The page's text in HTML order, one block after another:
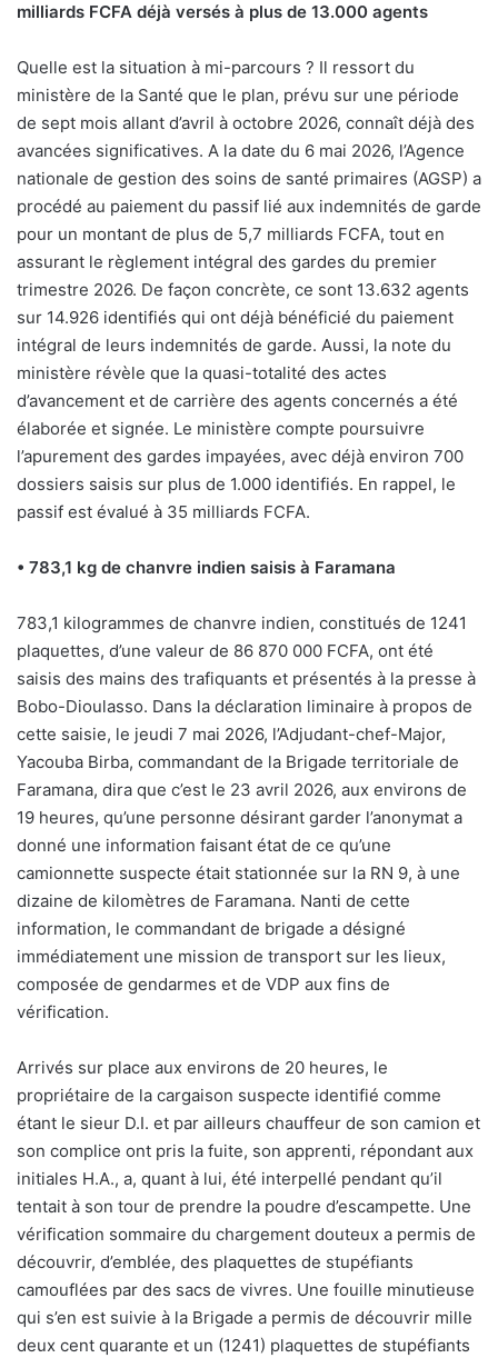
milliards FCFA déjà versés à plus de 13.000 agents
Quelle est la situation à mi-parcours ? Il ressort du
ministère de la Santé que le plan, prévu sur une période
de sept mois allant d’avril à octobre 2026, connaît déjà des
avancées significatives. A la date du 6 mai 2026, l’Agence
nationale de gestion des soins de santé primaires (AGSP) a
procédé au paiement du passif lié aux indemnités de garde
pour un montant de plus de 5,7 milliards FCFA, tout en
assurant le règlement intégral des gardes du premier
trimestre 2026. De façon concrète, ce sont 13.632 agents
sur 14.926 identifiés qui ont déjà bénéficié du paiement
intégral de leurs indemnités de garde. Aussi, la note du
ministère révèle que la quasi-totalité des actes
d’avancement et de carrière des agents concernés a été
élaborée et signée. Le ministère compte poursuivre
l’apurement des gardes impayées, avec déjà environ 700
dossiers saisis sur plus de 1.000 identifiés. En rappel, le
passif est évalué à 35 milliards FCFA.
• 783,1 kg de chanvre indien saisis à Faramana
783,1 kilogrammes de chanvre indien, constitués de 1241
plaquettes, d’une valeur de 86 870 000 FCFA, ont été
saisis des mains des trafiquants et présentés à la presse à
Bobo-Dioulasso. Dans la déclaration liminaire à propos de
cette saisie, le jeudi 7 mai 2026, l’Adjudant-chef-Major,
Yacouba Birba, commandant de la Brigade territoriale de
Faramana, dira que c’est le 23 avril 2026, aux environs de
19 heures, qu’une personne désirant garder l’anonymat a
donné une information faisant état de ce qu’une
camionnette suspecte était stationnée sur la RN 9, à une
dizaine de kilomètres de Faramana. Nanti de cette
information, le commandant de brigade a désigné
immédiatement une mission de transport sur les lieux,
composée de gendarmes et de VDP aux fins de
vérification.
Arrivés sur place aux environs de 20 heures, le
propriétaire de la cargaison suspecte identifié comme
étant le sieur D.I. et par ailleurs chauffeur de son camion et
son complice ont pris la fuite, son apprenti, répondant aux
initiales H.A., a, quant à lui, été interpellé pendant qu’il
tentait à son tour de prendre la poudre d’escampette. Une
vérification sommaire du chargement douteux a permis de
découvrir, d’emblée, des plaquettes de stupéfiants
camouflées par des sacs de vivres. Une fouille minutieuse
qui s’en est suivie à la Brigade a permis de découvrir mille
deux cent quarante et un (1241) plaquettes de stupéfiants